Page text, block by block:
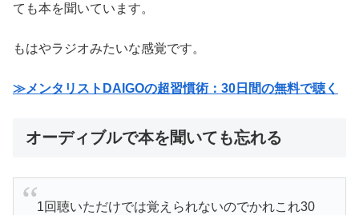
ても本を聞いています。
もはやラジオみたいな感覚です。
≫メンタリストDAIGOの超習慣術：30日間の無料で聴く
オーディブルで本を聞いても忘れる
1回聴いただけでは覚えられないのでかれこれ30